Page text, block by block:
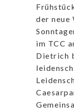
der neue
im TCC
Dietrich